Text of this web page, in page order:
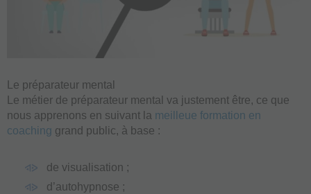
Le préparateur mental
Le métier de préparateur mental va justement être, ce que
nous apprenons en suivant la meilleue formation en
coaching grand public, à base :
de visualisation ;
d’autohypnose ;